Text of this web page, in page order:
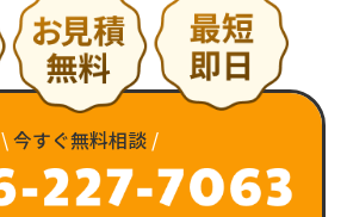
\ 今すぐ無料相談 /